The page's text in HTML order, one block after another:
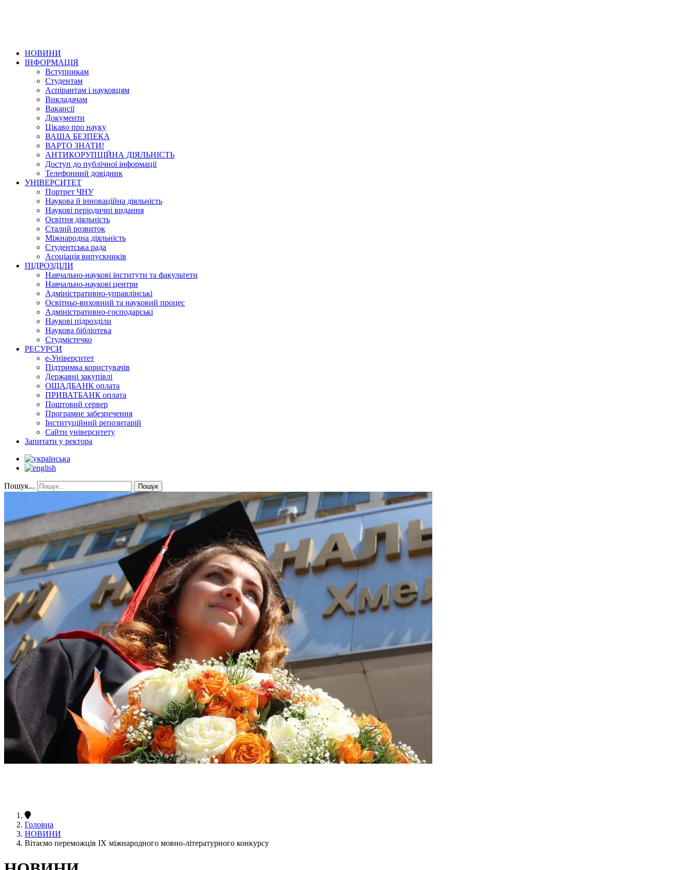
НОВИНИ
ІНФОРМАЦІЯ
Вступникам
Студентам
Аспірантам і науковцям
Викладачам
Вакансії
Документи
Цікаво про науку
ВАША БЕЗПЕКА
ВАРТО ЗНАТИ!
АНТИКОРУПЦІЙНА ДІЯЛЬНІСТЬ
Доступ до публічної інформації
Телефонний довідник
УНІВЕРСИТЕТ
Портрет ЧНУ
Наукова й інноваційна діяльність
Наукові періодичні видання
Освітня діяльність
Сталий розвиток
Міжнародна діяльність
Студентська рада
Асоціація випускників
ПІДРОЗДІЛИ
Навчально-наукові інститути та факультети
Навчально-наукові центри
Адміністративно-управлінські
Освітньо-виховний та науковий процес
Адміністративно-господарські
Наукові підрозділи
Наукова бібліотека
Студмістечко
РЕСУРСИ
е-Університет
Підтримка користувачів
Державні закупівлі
ОЩАДБАНК оплата
ПРИВАТБАНК оплата
Поштовий сервер
Програмне забезпечення
Інституційний репозитарій
Сайти університету
Запитати у ректора
Пошук... Пошук
Головна
НОВИНИ
Вітаємо переможців ІХ міжнародного мовно-літературного конкурсу